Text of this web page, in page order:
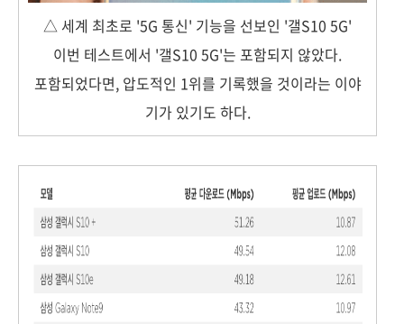
△ 세계 최초로 '5G 통신' 기능을 선보인 '갤S10 5G'
이번 테스트에서 '갤S10 5G'는 포함되지 않았다.
포함되었다면, 압도적인 1위를 기록했을 것이라는 이야
기가 있기도 하다.